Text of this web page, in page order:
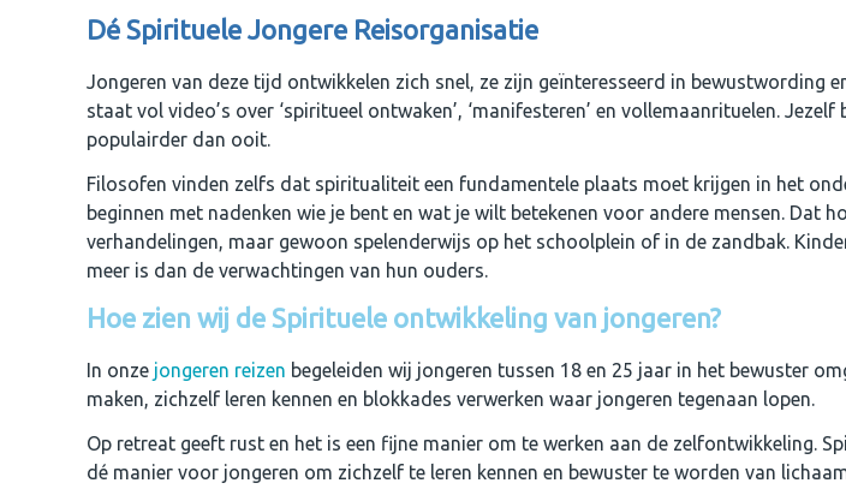
Dé Spirituele Jongere Reisorganisatie
Jongeren van deze tijd ontwikkelen zich snel, ze zijn geïnteresseerd in bewustwording
staat vol video’s over ‘spiritueel ontwaken’, ‘manifesteren’ en vollemaanrituelen.
populairder dan ooit.
Filosofen vinden zelfs dat spiritualiteit een fundamentele plaats moet krijgen in het
beginnen met nadenken wie je bent en wat je wilt betekenen voor andere mensen. Dat
verhandelingen, maar gewoon spelenderwijs op het schoolplein of in de zandbak.
meer is dan de verwachtingen van hun ouders.
Hoe zien wij de Spirituele ontwikkeling van jongeren?
In onze jongeren reizen begeleiden wij jongeren tussen 18 en 25 jaar in het bewuster
maken, zichzelf leren kennen en blokkades verwerken waar jongeren tegenaan lopen.
Op retreat geeft rust en het is een fijne manier om te werken aan de zelfontwikkeling.
dé manier voor jongeren om zichzelf te leren kennen en bewuster te worden van